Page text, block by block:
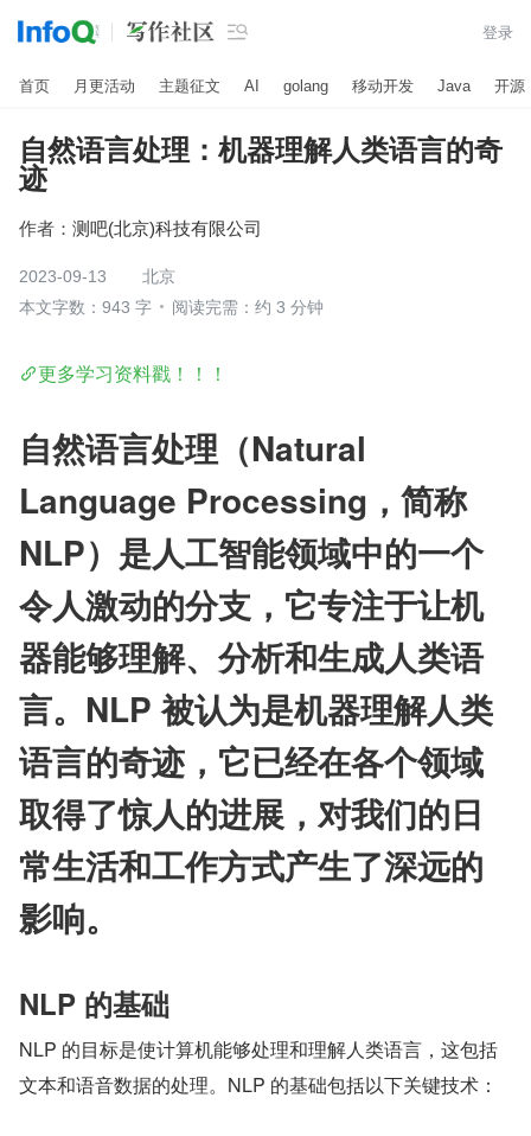
 登录
首页 月更活动 主题征文 AI golang 移动开发 Java 开源
自然语言处理：机器理解人类语言的奇
迹
作者： 测吧(北京)科技有限公司
2023-09-13
北京
本文字数：943 字
阅读完需：约 3 分钟
更多学习资料戳！！！
自然语言处理（Natural
Language Processing，简称
NLP）是人工智能领域中的一个
令人激动的分支，它专注于让机
器能够理解、分析和生成人类语
言。NLP 被认为是机器理解人类
语言的奇迹，它已经在各个领域
取得了惊人的进展，对我们的日
常生活和工作方式产生了深远的
影响。
NLP 的基础
NLP 的目标是使计算机能够处理和理解人类语言，这包括
文本和语音数据的处理。NLP 的基础包括以下关键技术：